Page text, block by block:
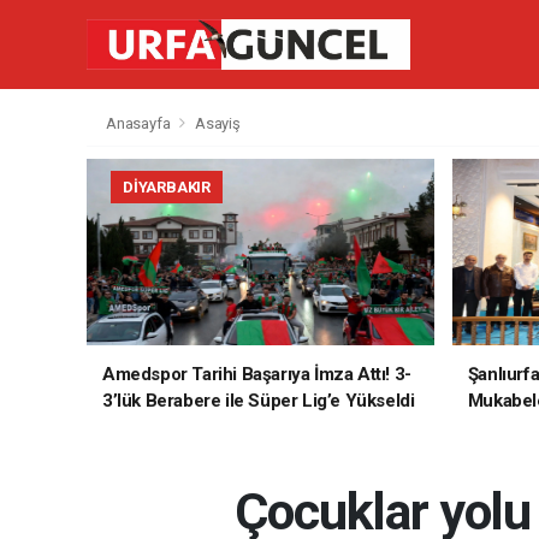
Anasayfa Asayiş
DIYARBAKIR
Amedspor Tarihi Başarıya İmza Attı! 3-
3’lük Berabere ile Süper Lig’e Yükseldi
Çocuklar